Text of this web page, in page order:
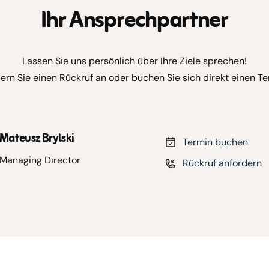
Ihr Ansprechpartner
Lassen Sie uns persönlich über Ihre Ziele sprechen!
Sie einen Rückruf an oder buchen Sie sich direkt einen
Mateusz Brylski
Managing Director
Termin buchen
Rückruf anfordern